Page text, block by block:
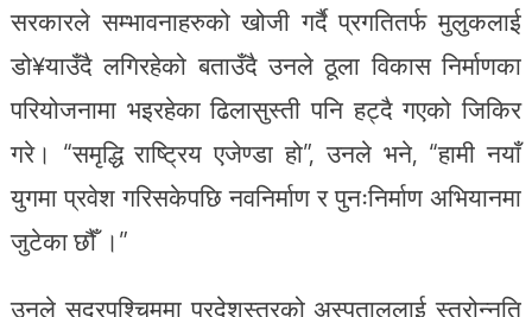
सरकारले सम्भावनाहरुको खोजी गर्दै प्रगतितर्फ मुलुकलाई
डो¥याउँदै लगिरहेको बताउँदै उनले ठूला विकास निर्माणका
परियोजनामा भइरहेका ढिलासुस्ती पनि हट्दै गएको जिकिर
गरे। “समृद्धि राष्ट्रिय एजेण्डा हो”, उनले भने, “हामी नयाँ
युगमा प्रवेश गरिसकेपछि नवनिर्माण र पुनःनिर्माण अभियानमा
जुटेका छौँ ।”
उनले सुदूरपश्चिममा प्रदेशस्तरको अस्पताललाई स्तरोन्नति